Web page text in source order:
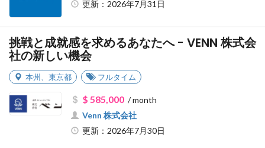
更新：2026年7月31日
挑戦と成就感を求めるあなたへ - VENN 株式会
社の新しい機会
本州 東京都 フルタイム
$ 585,000/ month
Venn 株式会社
更新：2026年7月30日